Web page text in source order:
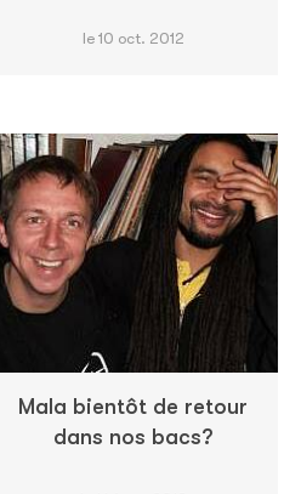
le 10 oct. 2012
Mala bientôt de retour
dans nos bacs?